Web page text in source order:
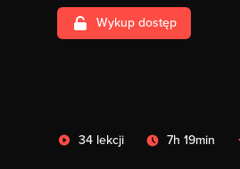
Wykup dostęp
34 lekcji 7h 19min